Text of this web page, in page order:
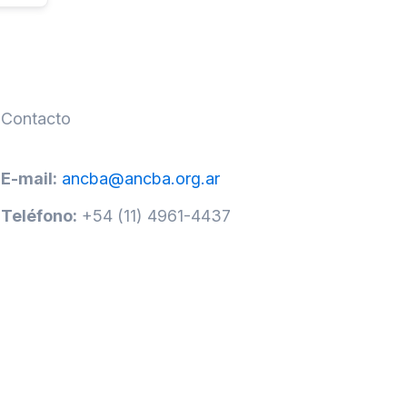
Contacto
E-mail: ancba@ancba.org.ar
Teléfono: +54 (11) 4961-4437